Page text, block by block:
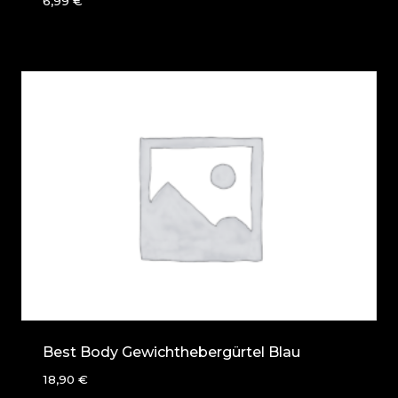
Best Body Gewichthebergürtel Blau
18,90 €